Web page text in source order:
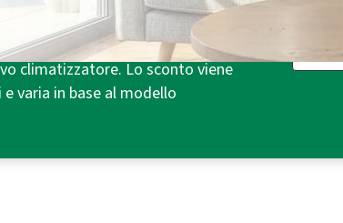
16/02/2016, puoi beneficiare di
climatizzatore. Lo sconto viene
varia in base al modello